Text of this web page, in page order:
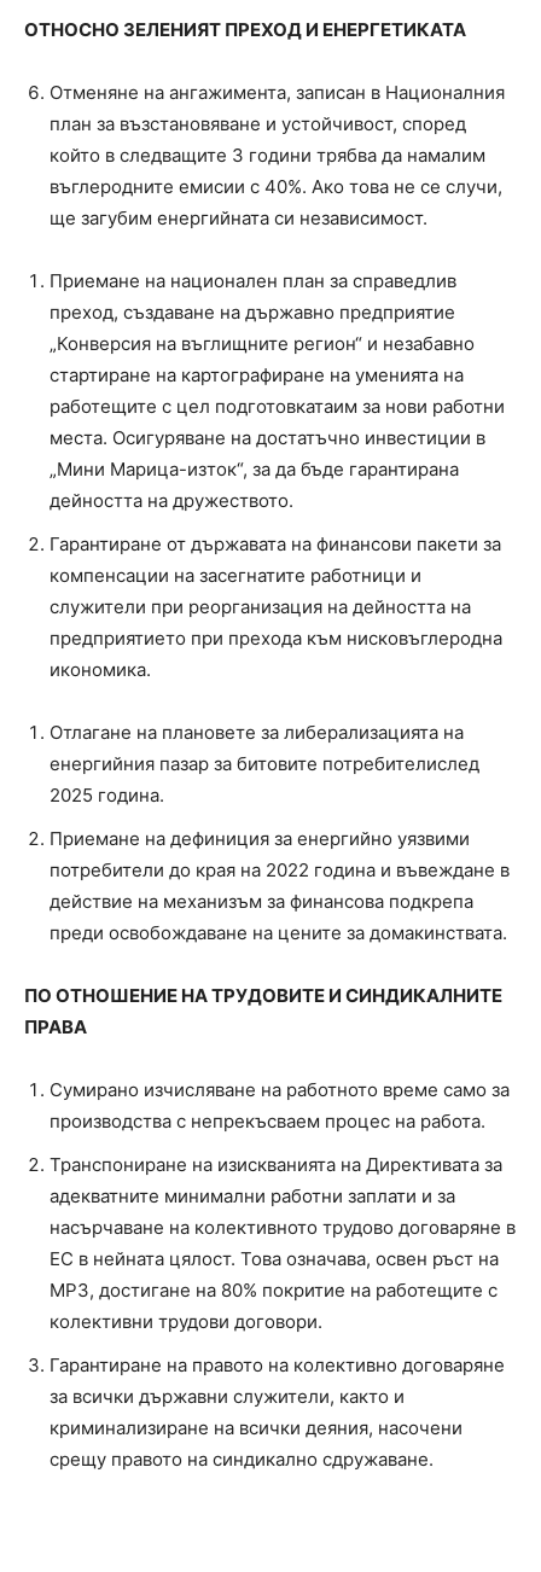
ОТНОСНО ЗЕЛЕНИЯТ ПРЕХОД И ЕНЕРГЕТИКАТА
Отменяне на ангажимента, записан в Националния
план за възстановяване и устойчивост, според
който в следващите 3 години трябва да намалим
въглеродните емисии с 40%. Ако това не се случи,
ще загубим енергийната си независимост.
Приемане на национален план за справедлив
преход, създаване на държавно предприятие
„Конверсия на въглищните регион“ и незабавно
стартиране на картографиране на уменията на
работещите с цел подготовкатаим за нови работни
места. Осигуряване на достатъчно инвестиции в
„Мини Марица-изток“, за да бъде гарантирана
дейността на дружеството.
Гарантиране от държавата на финансови пакети за
компенсации на засегнатите работници и
служители при реорганизация на дейността на
предприятието при прехода към нисковъглеродна
икономика.
Отлагане на плановете за либерализацията на
енергийния пазар за битовите потребителислед
2025 година.
Приемане на дефиниция за енергийно уязвими
потребители до края на 2022 година и въвеждане в
действие на механизъм за финансова подкрепа
преди освобождаване на цените за домакинствата.
ПО ОТНОШЕНИЕ НА ТРУДОВИТЕ И СИНДИКАЛНИТЕ
ПРАВА
Сумирано изчисляване на работното време само за
производства с непрекъсваем процес на работа.
Транспониране на изискванията на Директивата за
адекватните минимални работни заплати и за
насърчаване на колективното трудово договаряне в
ЕС в нейната цялост. Това означава, освен ръст на
МРЗ, достигане на 80% покритие на работещите с
колективни трудови договори.
Гарантиране на правото на колективно договаряне
за всички държавни служители, както и
криминализиране на всички деяния, насочени
срещу правото на синдикално сдружаване.